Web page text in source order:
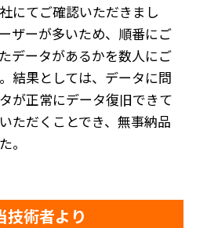
にてご確認いただきまし
ザーが多いため、順番にご
データがあるかを数人にご
結果としては、データに問
が正常にデータ復旧できて
ただくことでき、無事納品
。
技術者より